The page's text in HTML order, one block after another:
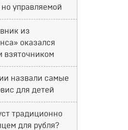
управляемой
из
оказался
взяточником
назвали самые
для детей
традиционно
для рубля?